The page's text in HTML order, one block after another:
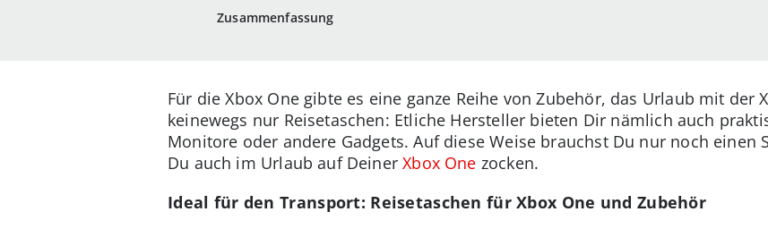
Zusammenfassung
Für die Xbox One gibte es eine ganze Reihe von Zubehör, das Urlaub mit der
keinewegs nur Reisetaschen: Etliche Hersteller bieten Dir nämlich auch
Monitore oder andere Gadgets. Auf diese Weise brauchst Du nur noch einen
Du auch im Urlaub auf DeinerXbox One zocken.
Ideal für den Transport: Reisetaschen für Xbox One und Zubehör